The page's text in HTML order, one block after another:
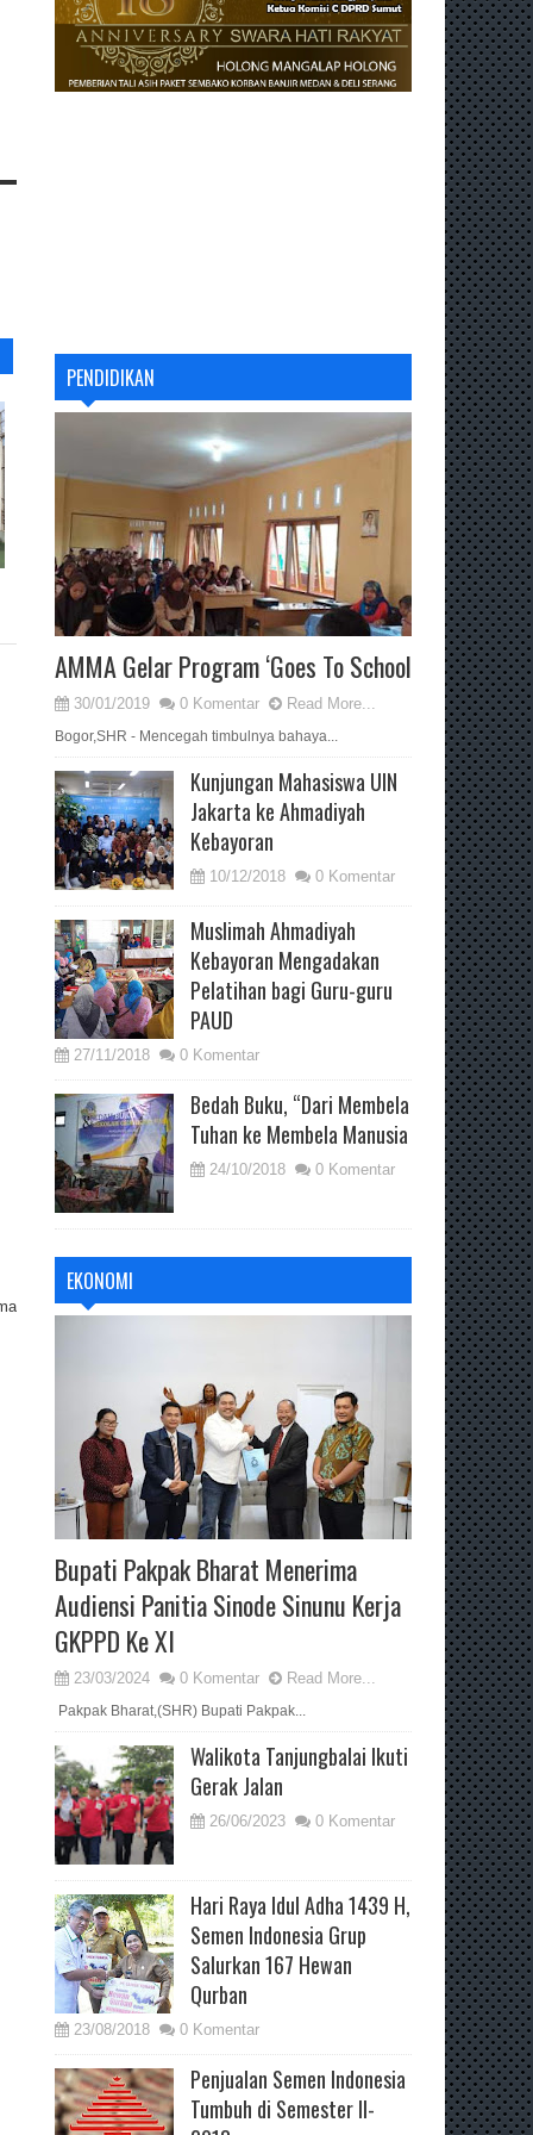
PENDIDIKAN
AMMA Gelar Program ‘Goes To School
30/01/2019 0 Komentar Read More...
Bogor,SHR - Mencegah timbulnya bahaya...
Kunjungan Mahasiswa UIN
Jakarta ke Ahmadiyah
Kebayoran
10/12/2018 0 Komentar
Muslimah Ahmadiyah
Kebayoran Mengadakan
Pelatihan bagi Guru-guru
PAUD
27/11/2018 0 Komentar
Bedah Buku, “Dari Membela
Tuhan ke Membela Manusia
24/10/2018 0 Komentar
EKONOMI
Bupati Pakpak Bharat Menerima
Audiensi Panitia Sinode Sinunu Kerja
GKPPD Ke XI
23/03/2024 0 Komentar Read More...
Pakpak Bharat,(SHR) Bupati Pakpak...
Walikota Tanjungbalai Ikuti
Gerak Jalan
26/06/2023 0 Komentar
Hari Raya Idul Adha 1439 H,
Semen Indonesia Grup
Salurkan 167 Hewan
Qurban
23/08/2018 0 Komentar
Penjualan Semen Indonesia
Tumbuh di Semester II-